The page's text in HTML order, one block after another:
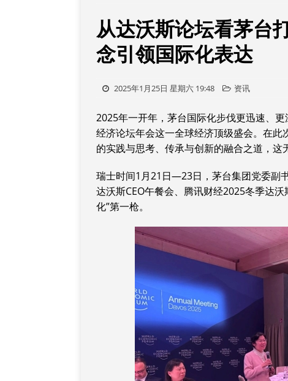
从达沃斯论坛看茅台
念引领国际化表达
2025年1月25日 星期六 19:48 资讯
2025年一开年，茅台国际化步伐更迅速、
经济论坛年会这一全球经济顶级盛会。在
的实践与思考、传承与创新的融合之道，这
瑞士时间1月21日—23日，茅台集团党委副
达沃斯CEO午餐会、腾讯财经2025冬季达
化”第一枪。